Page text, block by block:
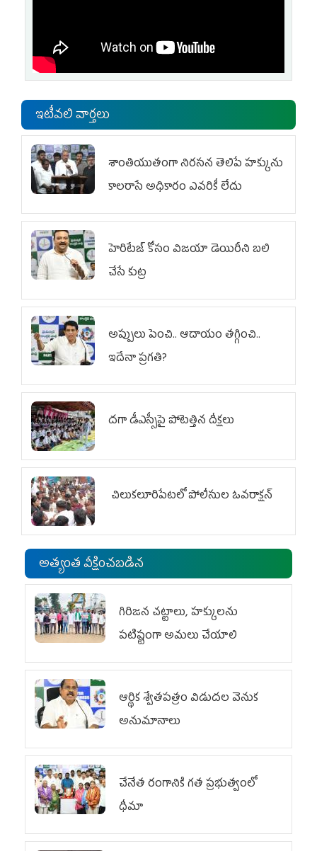
ఇటీవలి వార్తలు
శాంతియుతంగా నిరసన తెలిపే హక్కును
కాలరాసే అధికారం ఎవరికీ లేదు
హెరిటేజ్ కోసం విజయా డెయిరీని బలి
చేసే కుట్ర‌
అప్పులు పెంచి.. ఆదాయం తగ్గించి..
ఇదేనా ప్రగతి?
దగా డీఎస్సీపై పోటెత్తిన దీక్షలు
చిలుక‌లూరిపేట‌లో పోలీసుల ఓవ‌రాక్ష‌న్‌
అత్యంత వీక్షించబడిన
గిరిజన చట్టాలు, హక్కులను
పటిష్టంగా అమలు చేయాలి
ఆర్థిక శ్వేతపత్రం విడుదల వెనుక
అనుమానాలు
చేనేత రంగానికి గత ప్రభుత్వంలో
ధీమా